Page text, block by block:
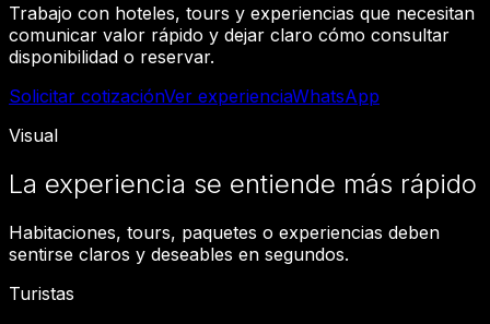
Trabajo con hoteles, tours y experiencias que necesitan
comunicar valor rápido y dejar claro cómo consultar
disponibilidad o reservar.
Solicitar cotizaciónVer experienciaWhatsApp
Visual
La experiencia se entiende más rápido
Habitaciones, tours, paquetes o experiencias deben
sentirse claros y deseables en segundos.
Turistas